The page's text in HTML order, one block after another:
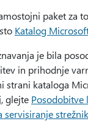
paket za
Katalog
je bila
in prihodnje
strani kataloga
glejte Posodobitve
servisiranje